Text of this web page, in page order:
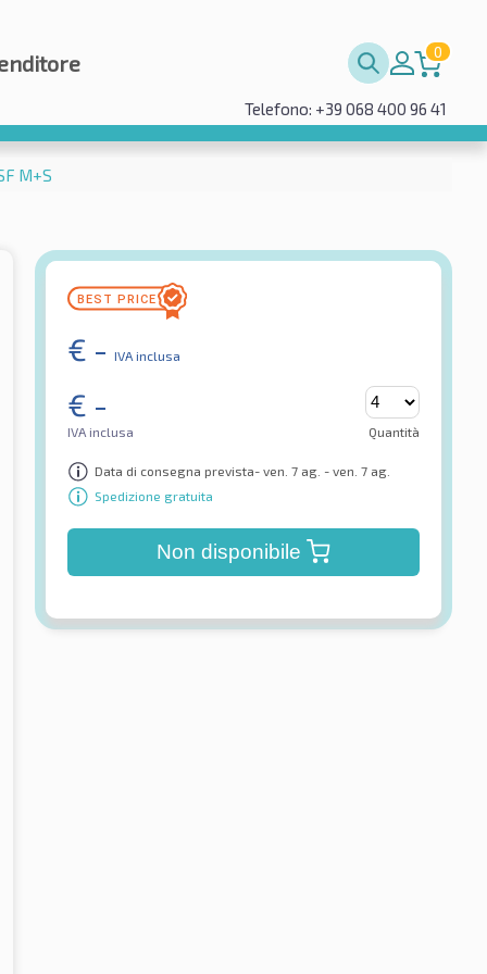
0
Telefono: +39 068 400 96 41
M+S
€ - IVA inclusa
€ -
IVA inclusa Quantità
Data di consegna prevista- ven. 7 ag. - ven. 7 ag.
Spedizione gratuita
Non disponibile